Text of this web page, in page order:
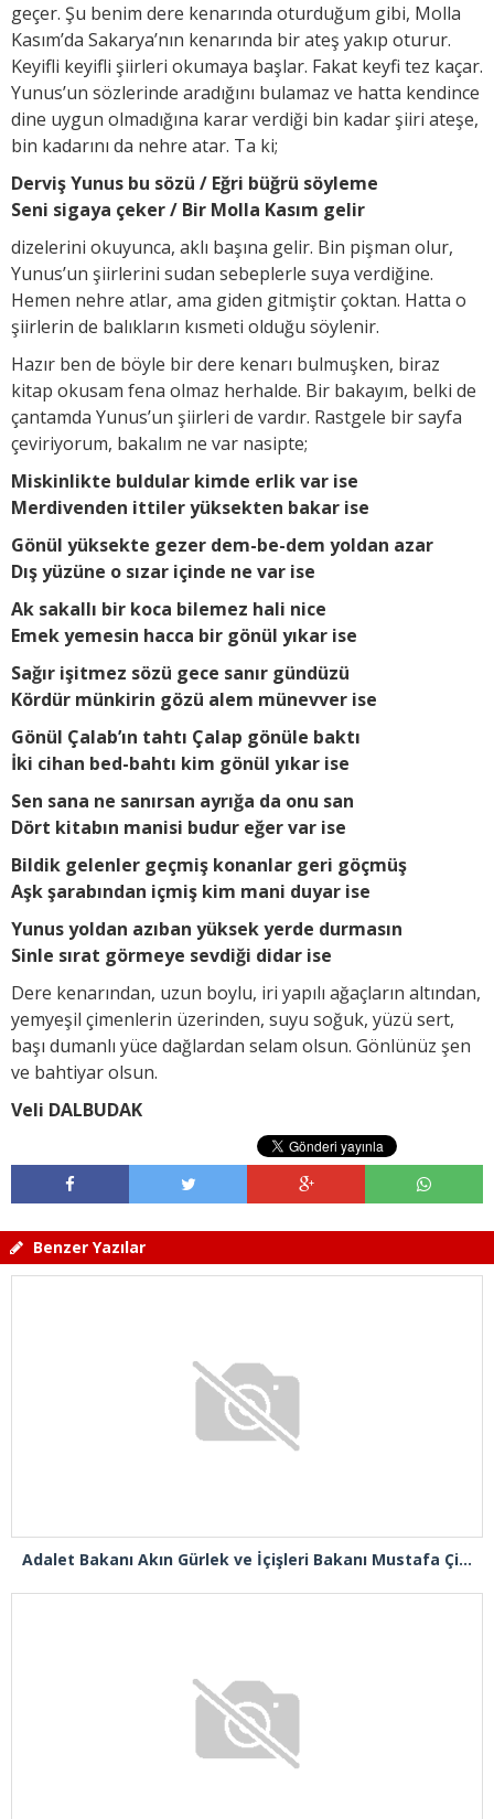
geçer. Şu benim dere kenarında oturduğum gibi, Molla
Kasım’da Sakarya’nın kenarında bir ateş yakıp oturur.
Keyifli keyifli şiirleri okumaya başlar. Fakat keyfi tez kaçar.
Yunus’un sözlerinde aradığını bulamaz ve hatta kendince
dine uygun olmadığına karar verdiği bin kadar şiiri ateşe,
bin kadarını da nehre atar. Ta ki;
Derviş Yunus bu sözü / Eğri büğrü söyleme
Seni sigaya çeker / Bir Molla Kasım gelir
dizelerini okuyunca, aklı başına gelir. Bin pişman olur,
Yunus’un şiirlerini sudan sebeplerle suya verdiğine.
Hemen nehre atlar, ama giden gitmiştir çoktan. Hatta o
şiirlerin de balıkların kısmeti olduğu söylenir.
Hazır ben de böyle bir dere kenarı bulmuşken, biraz
kitap okusam fena olmaz herhalde. Bir bakayım, belki de
çantamda Yunus’un şiirleri de vardır. Rastgele bir sayfa
çeviriyorum, bakalım ne var nasipte;
Miskinlikte buldular kimde erlik var ise
Merdivenden ittiler yüksekten bakar ise
Gönül yüksekte gezer dem-be-dem yoldan azar
Dış yüzüne o sızar içinde ne var ise
Ak sakallı bir koca bilemez hali nice
Emek yemesin hacca bir gönül yıkar ise
Sağır işitmez sözü gece sanır gündüzü
Kördür münkirin gözü alem münevver ise
Gönül Çalab’ın tahtı Çalap gönüle baktı
İki cihan bed-bahtı kim gönül yıkar ise
Sen sana ne sanırsan ayrığa da onu san
Dört kitabın manisi budur eğer var ise
Bildik gelenler geçmiş konanlar geri göçmüş
Aşk şarabından içmiş kim mani duyar ise
Yunus yoldan azıban yüksek yerde durmasın
Sinle sırat görmeye sevdiği didar ise
Dere kenarından, uzun boylu, iri yapılı ağaçların altından,
yemyeşil çimenlerin üzerinden, suyu soğuk, yüzü sert,
başı dumanlı yüce dağlardan selam olsun. Gönlünüz şen
ve bahtiyar olsun.
Veli DALBUDAK
Benzer Yazılar
Adalet Bakanı Akın Gürlek ve İçişleri Bakanı Mustafa Çiftçi Esenyurt’ta